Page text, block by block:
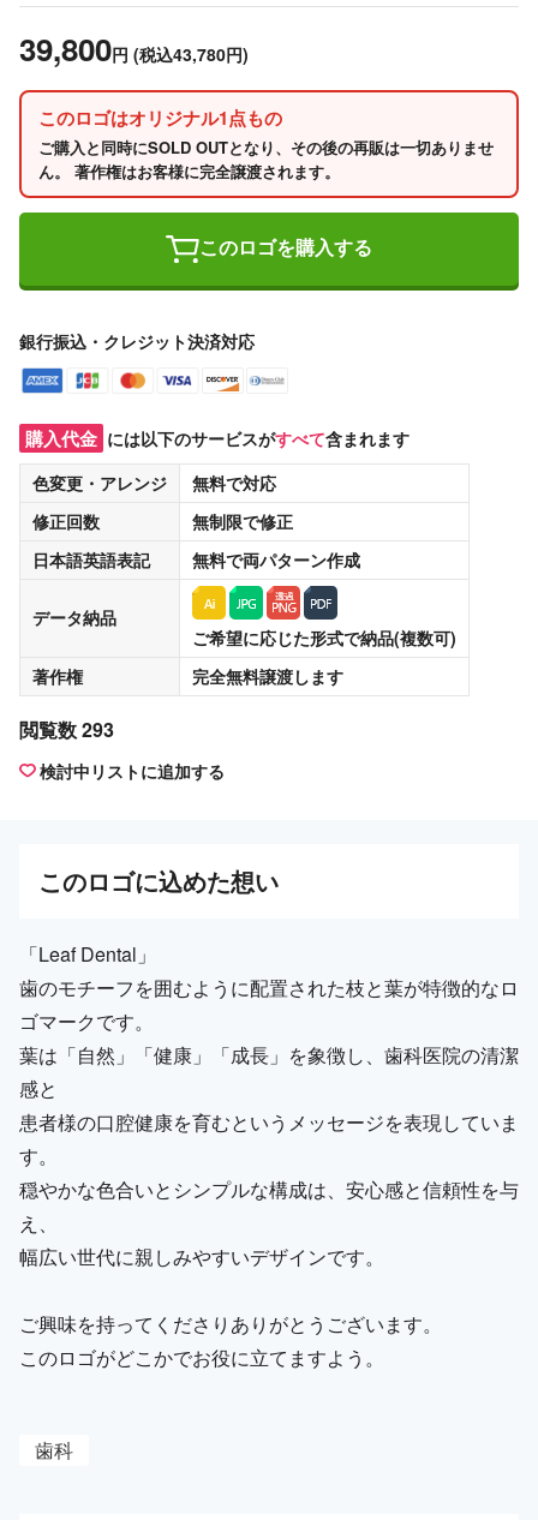
39,800円 (税込43,780円)
このロゴはオリジナル1点もの
ご購入と同時にSOLD OUTとなり、その後の再販は一切ありませ
ん。 著作権はお客様に完全譲渡されます。
このロゴを購入する
銀行振込・クレジット決済対応
購入代金 には以下のサービスがすべて含まれます
色変更・アレンジ
無料で対応
修正回数
無制限で修正
日本語英語表記
無料で両パターン作成
データ納品
ご希望に応じた形式で納品(複数可)
著作権
完全無料譲渡します
閲覧数 293
検討中リストに追加する
このロゴに込めた想い
「Leaf Dental」
歯のモチーフを囲むように配置された枝と葉が特徴的なロ
ゴマークです。
葉は「自然」「健康」「成長」を象徴し、歯科医院の清潔
感と
患者様の口腔健康を育むというメッセージを表現していま
す。
穏やかな色合いとシンプルな構成は、安心感と信頼性を与
え、
幅広い世代に親しみやすいデザインです。
ご興味を持ってくださりありがとうございます。
このロゴがどこかでお役に立てますよう。
歯科